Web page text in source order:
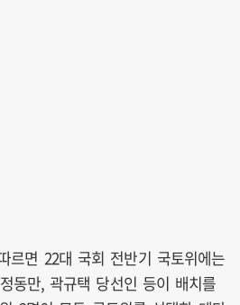
르면 22대 국회 전반기 국토위에는
동만, 곽규택 당선인 등이 배치를